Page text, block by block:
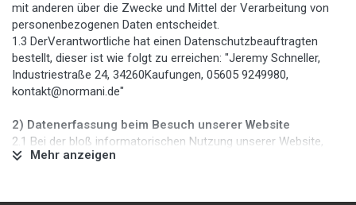
mit anderen über die Zwecke und Mittel der Verarbeitung von
personenbezogenen Daten entscheidet.
1.3 DerVerantwortliche hat einen Datenschutzbeauftragten
bestellt, dieser ist wie folgt zu erreichen: "Jeremy Schneller,
Industriestraße 24, 34260Kaufungen, 05605 9249980,
kontakt@normani.de"
2) Datenerfassung beim Besuch unserer Website
2.1 Bei der bloß informatorischen Nutzung unserer Website,
also wenn Sie sich nicht registrieren oder uns anderweitig
Mehr anzeigen